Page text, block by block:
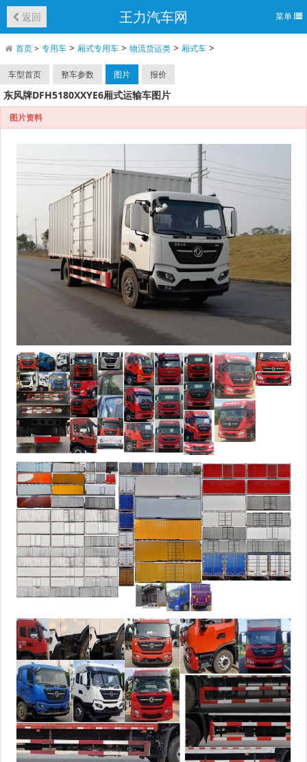
返回 王力汽车网 菜单
首页> 专用车> 厢式专用车> 物流货运类> 厢式车>
车型首页 整车参数 图片 报价
东风牌DFH5180XXYE6厢式运输车图片
图片资料